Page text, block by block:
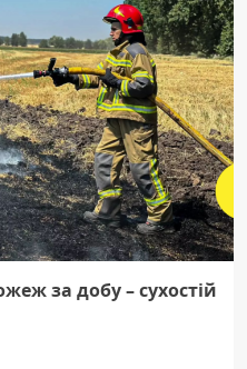
за добу – сухостій